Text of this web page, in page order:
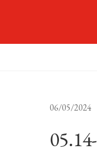
06/05/2024